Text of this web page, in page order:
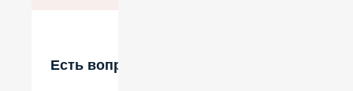
Есть вопрос?